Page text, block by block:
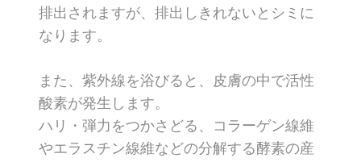
排出されますが、排出しきれないとシミに
なります。
また、紫外線を浴びると、皮膚の中で活性
酸素が発生します。
ハリ・弾力をつかさどる、コラーゲン線維
やエラスチン線維などの分解する酵素の産